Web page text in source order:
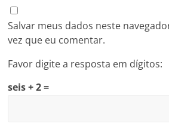
Salvar meus dados neste
vez que eu comentar.
Favor digite a resposta em dígitos:
seis + 2 =